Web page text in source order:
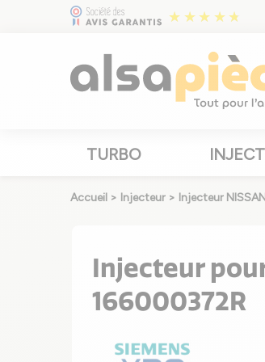
TURBO
Accueil > Injecteur > Injecteur NISSAN
Injecteur
166000372R